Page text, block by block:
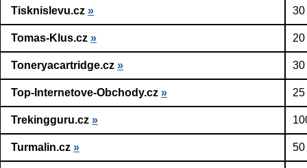
Tisknislevu.cz » 30
Tomas-Klus.cz »
Toneryacartridge.cz » 30
Top-Internetove-Obchody.cz »
Trekingguru.cz »
Turmalin.cz » 50